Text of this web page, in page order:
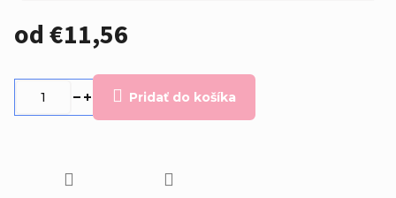
od€11,56
Pridať do košíka